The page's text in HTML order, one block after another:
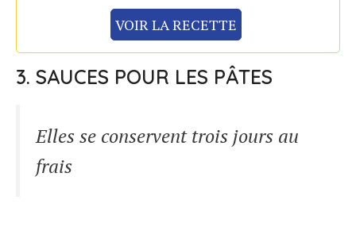
VOIR LA RECETTE
3. SAUCES POUR LES PÂTES
Elles se conservent trois jours au
frais